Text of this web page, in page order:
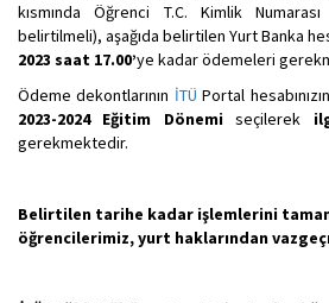
kısmında Öğrenci T.C. Kimlik
belirtilmeli), aşağıda belirtilen Yurt Banka
2023 saat 17.00’ye kadar ödemeleri
Ödeme dekontlarının İTÜ Portal
2023-2024 Eğitim Dönemiseçilerek
gerekmektedir.
Belirtilen tarihe kadar işlemlerini
öğrencilerimiz,yurt haklarından